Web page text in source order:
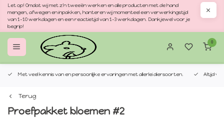
Let op! Omdat wij met z'n tweeën werken en alle producten met de hand
mengen, afwegen en inpakken, hanteren wij momenteel een verwerkingstijd
van 1–10 werkdagen en een reactietijd van 1–3 werkdagen. Dankjewel voor je
begrip!
0
Met veel kennis van en persoonlijke ervaringen met allerlei diersoorten. Altijd
Terug
Proefpakket bloemen #2